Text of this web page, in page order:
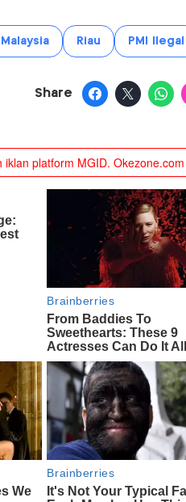
Malaysia Riau PMI Ilegal
Share